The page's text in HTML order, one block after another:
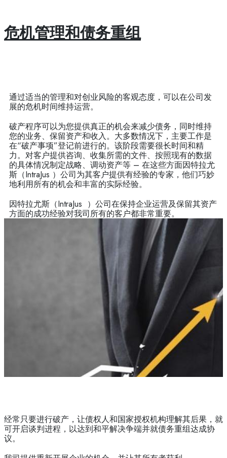
危机管理和债务重组
通过适当的管理和对创业风险的客观态度，可以在公司发
展的危机时间维持运营。
破产程序可以为您提供真正的机会来减少债务，同时维持
您的业务、保留资产和收入。大多数情况下，主要工作是
在“破产事项”登记前进行的。该阶段需要很长时间和精
力。对客户提供咨询、收集所需的文件、按照现有的数据
的具体情况制定战略、调动资产等 – 在这些方面因特拉尤
斯（IntraJus ）公司为其客户提供有经验的专家，他们巧妙
地利用所有的机会和丰富的实际经验。
因特拉尤斯（IntraJus ）公司在保持企业运营及保留其资产
方面的成功经验对我司所有的客户都非常重要。
经常只要进行破产，让债权人和国家授权机构理解其后果，就
可开启谈判进程，以达到和平解决争端并就债务重组达成协
议。